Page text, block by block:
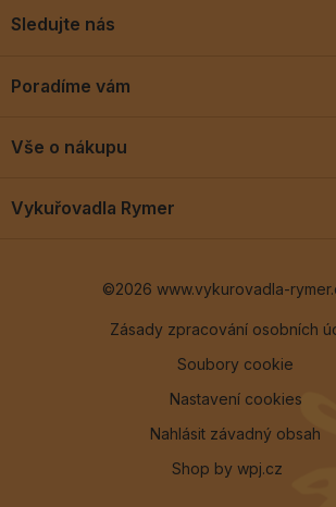
Poradíme vám
Blog
Vše o nákupu
Vykuřovadla Rymer
Sledujte nás
©2026 www.vykurovadla-
Zásady zpracování osobních
Soubory cookie
Nastavení cookies
Nahlásit závadný obsah
Shop by wpj.cz